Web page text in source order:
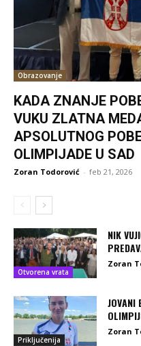
Obrazovanje
KADA ZNANJE
VUKU ZLATNA
APSOLUTNOG
OLIMPIJADE U SAD
Zoran Todorović - feb 21, 2026
Otvorena vrata
NIK
Zoran
Priključenija
JOVANI
Zoran